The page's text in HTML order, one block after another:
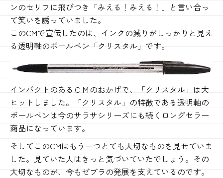
ンのセリフに飛びつき「みえる！みえる！」と言い合っ
て笑いを誘っていました。
このCMで宣伝したのは、インクの減りがしっかりと見え
る透明軸のボールペン「クリスタル」です。
インパクトのあるＣＭのおかげで、「クリスタル」は大
ヒットしました。「クリスタル」の特徴である透明軸の
ボールペンは今のサラサシリーズにも続くロングセラー
商品になっています。
そしてこのCMはもう一つとても大切なものを見せていま
した。見ていた人はきっと気づいていたでしょう。その
大切なものが、今もゼブラの発展を支えているのです。